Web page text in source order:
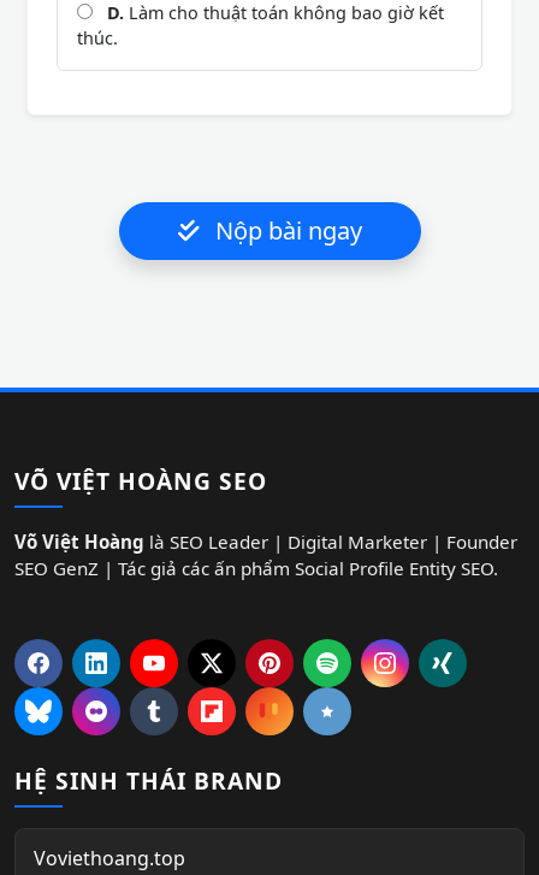
D. Làm cho thuật toán không bao giờ kết
thúc.
Nộp bài ngay
VÕ VIỆT HOÀNG SEO
Võ Việt Hoàng là SEO Leader | Digital Marketer | Founder
SEO GenZ | Tác giả các ấn phẩm Social Profile Entity SEO.
HỆ SINH THÁI BRAND
Voviethoang.top